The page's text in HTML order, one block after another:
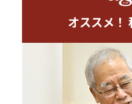
オススメ！